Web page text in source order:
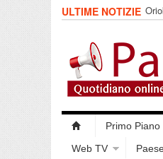
ULTIME NOTIZIE
Primo Piano
Web TV